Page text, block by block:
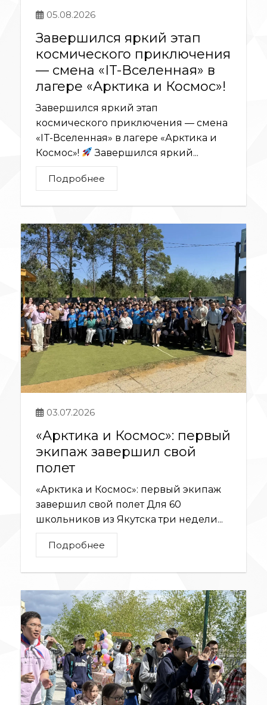
05.08.2026
Завершился яркий этап
космического приключения
— смена «IT-Вселенная» в
лагере «Арктика и Космос»!
Завершился яркий этап
космического приключения — смена
«IT-Вселенная» в лагере «Арктика и
Космос»!
Завершился яркий...
Подробнее
03.07.2026
«Арктика и Космос»: первый
экипаж завершил свой
полет
«Арктика и Космос»: первый экипаж
завершил свой полет Для 60
школьников из Якутска три недели...
Подробнее